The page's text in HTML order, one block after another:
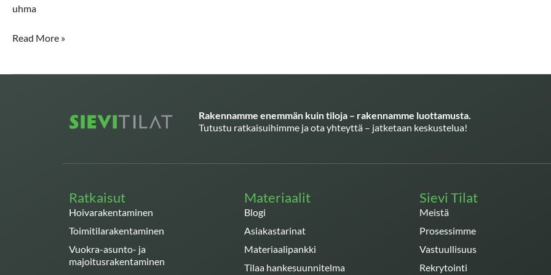
uhma
Read More »
Rakennamme enemmän kuin tiloja – rakennamme luottamusta.
Tutustu ratkaisuihimme ja ota yhteyttä – jatketaan keskustelua!
Ratkaisut
Hoivarakentaminen
Toimitilarakentaminen
Vuokra-asunto- ja
majoitusrakentaminen
Materiaalit
Blogi
Asiakastarinat
Materiaalipankki
Tilaa hankesuunnitelma
Sievi Tilat
Meistä
Prosessimme
Vastuullisuus
Rekrytointi